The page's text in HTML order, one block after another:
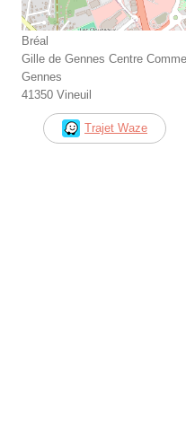
Bréal
Gille de Gennes Centre
Gennes
41350 Vineuil
Trajet Waze